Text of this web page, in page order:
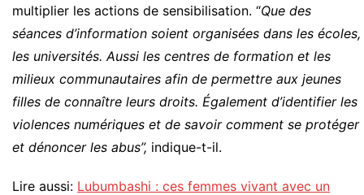
multiplier les actions de sensibilisation. “Que des
séances d’information soient organisées dans les écoles,
les universités. Aussi les centres de formation et les
milieux communautaires afin de permettre aux jeunes
filles de connaître leurs droits. Également d’identifier les
violences numériques et de savoir comment se protéger
et dénoncer les abus”, indique-t-il.
Lire aussi: Lubumbashi : ces femmes vivant avec un